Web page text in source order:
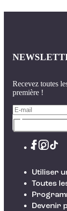
Recevez toutes
première !
Utiliser
Toutes
Devenir